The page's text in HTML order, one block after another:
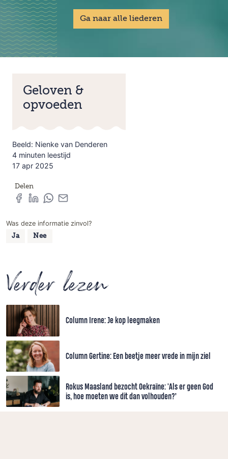
Ga naar alle liederen
Geloven &
opvoeden
Beeld: Nienke van Denderen
4 minuten leestijd
17 apr 2025
Delen
Was deze informatie zinvol?
Ja Nee
Verder lezen
Column Irene: Je kop leegmaken
Column Gertine: Een beetje meer vrede in mijn ziel
Rokus Maasland bezocht Oekraïne: 'Als er geen God
is, hoe moeten we dit dan volhouden?’